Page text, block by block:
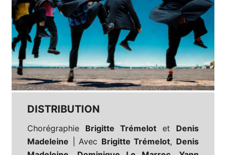
DISTRIBUTION
Chorégraphie Brigitte Trémelot et Denis
Madeleine | Avec Brigitte Trémelot, Denis